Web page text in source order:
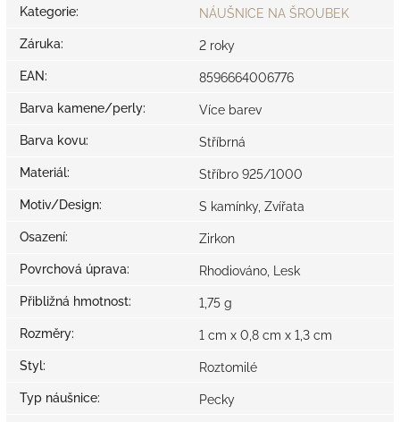
Kategorie: NÁUŠNICE NA ŠROUBEK
Záruka: 2 roky
EAN: 8596664006776
Barva kamene/perly: Více barev
Barva kovu: Stříbrná
Materiál: Stříbro 925/1000
Motiv/Design: S kamínky, Zvířata
Osazení: Zirkon
Povrchová úprava: Rhodiováno, Lesk
Přibližná hmotnost: 1,75 g
Rozměry: 1 cm x 0,8 cm x 1,3 cm
Styl: Roztomilé
Typ náušnice: Pecky